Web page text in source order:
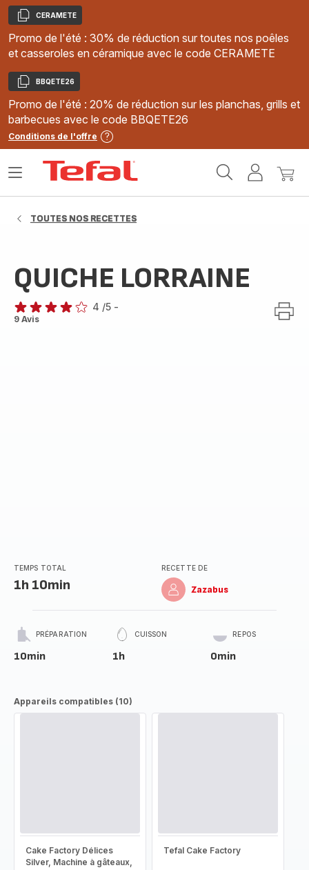
Copier
CERAMETE
Promo de l'été : 30% de réduction sur toutes nos poêles
et casseroles en céramique avec le code CERAMETE
Copier
BBQETE26
Promo de l'été : 20% de réduction sur les planchas, grills et
barbecues avec le code BBQETE26
Conditions de l'offre
MonMon
Ouvrir
TOUTES NOS RECETTES
QUICHE LORRAINE
Avis
4 /5 -
9 Avis
TEMPS TOTAL
1h 10min
RECETTE DE
Zazabus
PRÉPARATION
10min
CUISSON
1h
REPOS
0min
Appareils compatibles (10)
Cake Factory Délices
Silver, Machine à gâteaux,
Tefal Cake Factory